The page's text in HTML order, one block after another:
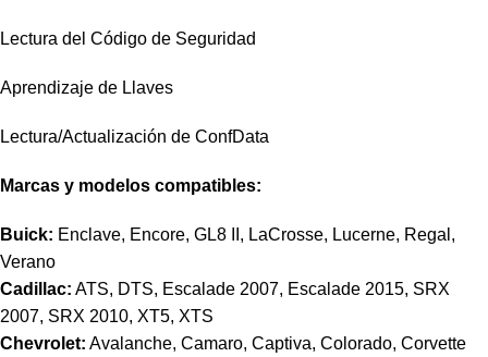
Lectura del Código de Seguridad
Aprendizaje de Llaves
Lectura/Actualización de ConfData
Marcas y modelos compatibles:
Buick: Enclave, Encore, GL8 II, LaCrosse, Lucerne, Regal,
Verano
Cadillac: ATS, DTS, Escalade 2007, Escalade 2015, SRX
2007, SRX 2010, XT5, XTS
Chevrolet: Avalanche, Camaro, Captiva, Colorado, Corvette